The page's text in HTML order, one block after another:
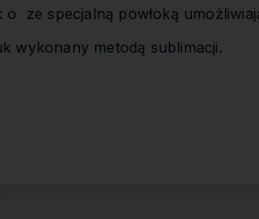
o ze specjalną powłoką
wykonany metodą sublimacji.